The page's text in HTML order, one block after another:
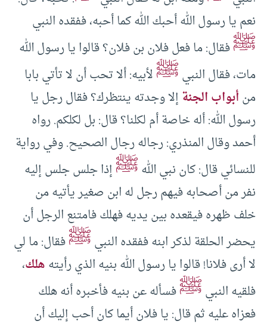
نعم يا رسول الله أحبك الله كما أحبه، ففقده النبي
ﷺفقال: ما فعل فلان بن فلان؟ قالوا يا رسول الله
مات، فقال النبيﷺلأبيه: ألا تحب أن لا تأتي بابا
منأبواب الجنةإلا وجدته ينتظرك؟ فقال رجل يا
رسول الله: أله خاصة أم لكلنا؟ قال: بل لكلكم. رواه
أحمد وقال المنذري: رجاله رجال الصحيح. وفي رواية
للنسائي قال: كان نبي اللهﷺإذا جلس جلس إليه
نفر من أصحابه فيهم رجل له ابن صغير يأتيه من
خلف ظهره فيقعده بين يديه فهلك فامتنع الرجل أن
يحضر الحلقة لذكر ابنه ففقده النبيﷺفقال: ما لي
لا أرى فلانا! قالوا يا رسول الله بنيه الذي رأيتههلك،
فلقيه النبيﷺفسأله عن بنيه فأخبره أنه هلك
فعزاه عليه ثم قال: يا فلان أيما كان أحب إليك أن